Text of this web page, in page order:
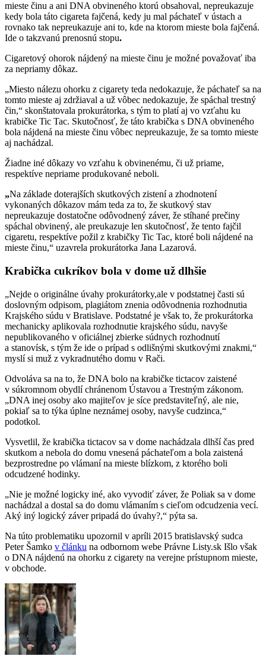
mieste činu a ani DNA obvineného ktorú obsahoval, nepreukazuje
kedy bola táto cigareta fajčená, kedy ju mal páchateľ v ústach a
rovnako tak nepreukazuje ani to, kde na ktorom mieste bola fajčená.
Ide o takzvanú prenosnú stopu.
Cigaretový ohorok nájdený na mieste činu je možné považovať iba
za nepriamy dôkaz.
„Miesto nálezu ohorku z cigarety teda nedokazuje, že páchateľ sa na
tomto mieste aj zdržiaval a už vôbec nedokazuje, že spáchal trestný
čin,“ skonštatovala prokurátorka, s tým to platí aj vo vzťahu ku
krabičke Tic Tac. Skutočnosť, že táto krabička s DNA obvineného
bola nájdená na mieste činu vôbec nepreukazuje, že sa tomto mieste
aj nachádzal.
Žiadne iné dôkazy vo vzťahu k obvinenému, či už priame,
respektíve nepriame produkované neboli.
„Na základe doterajších skutkových zistení a zhodnotení
vykonaných dôkazov mám teda za to, že skutkový stav
nepreukazuje dostatočne odôvodnený záver, že stíhané prečiny
spáchal obvinený, ale preukazuje len skutočnosť, že tento fajčil
cigaretu, respektíve požil z krabičky Tic Tac, ktoré boli nájdené na
mieste činu,“ uzavrela prokurátorka Jana Lazarová.
Krabička cukríkov bola v dome už dlhšie
„Nejde o originálne úvahy prokurátorky,ale v podstatnej časti sú
doslovným odpisom, plagiátom znenia odôvodnenia rozhodnutia
Krajského súdu v Bratislave. Podstatné je však to, že prokurátorka
mechanicky aplikovala rozhodnutie krajského súdu, navyše
nepublikovaného v oficiálnej zbierke súdnych rozhodnutí
a stanovísk, s tým že ide o prípad s odlišnými skutkovými znakmi,“
myslí si muž z vykradnutého domu v Rači.
Odvoláva sa na to, že DNA bolo na krabičke tictacov zaistené
v súkromnom obydlí chránenom Ústavou a Trestným zákonom.
„DNA inej osoby ako majiteľov je síce predstaviteľný, ale nie,
pokiaľ sa to týka úplne neznámej osoby, navyše cudzinca,“
podotkol.
Vysvetlil, že krabička tictacov sa v dome nachádzala dlhší čas pred
skutkom a nebola do domu vnesená páchateľom a bola zaistená
bezprostredne po vlámaní na mieste blízkom, z ktorého boli
odcudzené hodinky.
„Nie je možné logicky iné, ako vyvodiť záver, že Poliak sa v dome
nachádzal a dostal sa do domu vlámaním s cieľom odcudzenia vecí.
Aký iný logický záver pripadá do úvahy?,“ pýta sa.
Na túto problematiku upozornil v apríli 2015 bratislavský sudca
Peter Šamko v článku na odbornom webe Právne Listy.sk Išlo však
o DNA nájdenú na ohorku z cigarety na verejne prístupnom mieste,
v obchode.